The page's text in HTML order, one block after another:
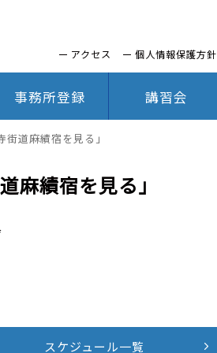
アクセス 個人情報保護方針
事務所登録 講習会
道麻績宿を見る」
麻績宿を見る」
スケジュール一覧